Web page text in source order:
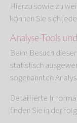
Hierzu sowie zu
können Sie sich
Analyse-Tools
Beim Besuch
statistisch
sogenannten
Detaillierte
finden Sie in der